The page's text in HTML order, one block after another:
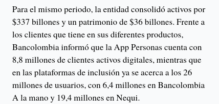
Para el mismo periodo, la entidad consolidó activos por
$337 billones y un patrimonio de $36 billones. Frente a
los clientes que tiene en sus diferentes productos,
Bancolombia informó que la App Personas cuenta con
8,8 millones de clientes activos digitales, mientras que
en las plataformas de inclusión ya se acerca a los 26
millones de usuarios, con 6,4 millones en Bancolombia
A la mano y 19,4 millones en Nequi.